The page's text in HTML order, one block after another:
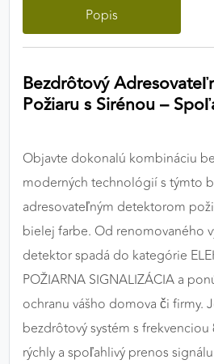
Popis
Bezdrôtový
Požiaru s Sirénou –
Objavte dokonalú kombináciu
moderných technológií s týmto
adresovateľným detektorom
bielej farbe. Od renomovaného
detektor spadá do kategórie
POŽIARNA SIGNALIZÁCIA a
ochranu vášho domova či firmy.
bezdrôtový systém s frekvenciou
rýchly a spoľahlivý prenos
výkon a funkčnosť našich
Poskytovateľ:
MARKETINGOVÉ
Marketingové cookies sa
správania používateľov
stránkami. Umožňujú nám a
zobrazovať cielenú a
našom webe aj v reklamných
Poskytovateľ: